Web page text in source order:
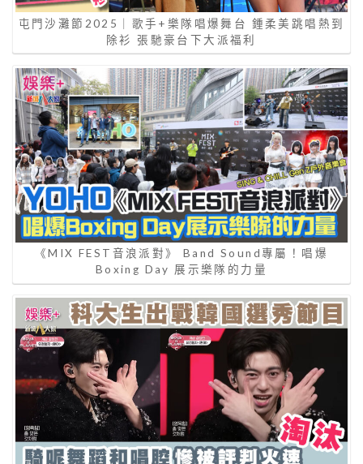
屯門沙灘節2025｜歌手+樂隊唱爆舞台 鍾柔美跳唱熱到
除衫 張馳豪台下大派福利
《MIX FEST音浪派對》 Band Sound專屬！唱爆
Boxing Day 展示樂隊的力量